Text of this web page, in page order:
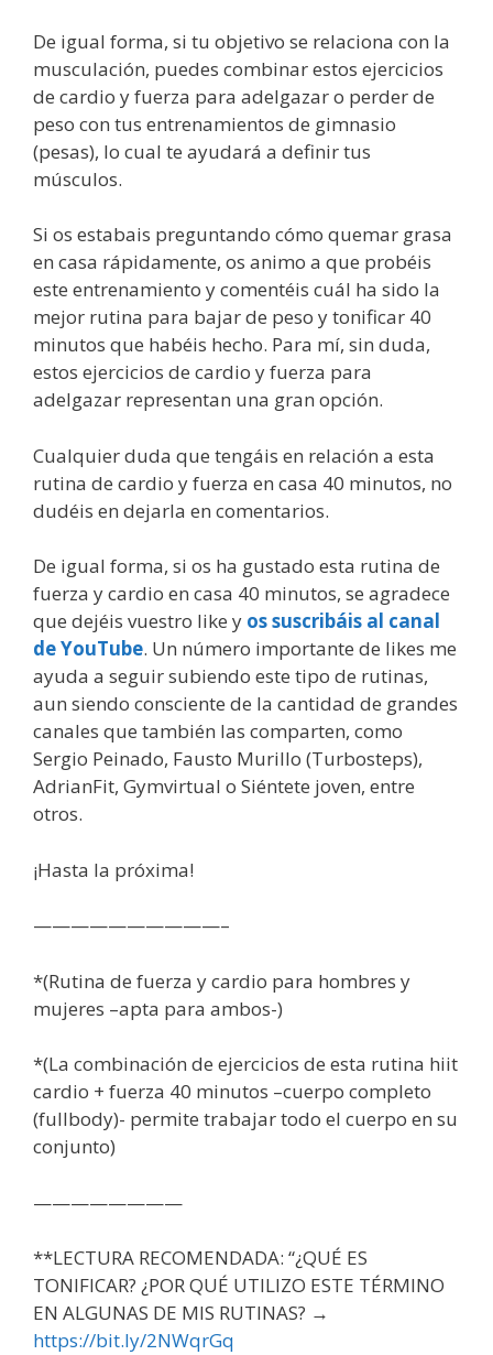
De igual forma, si tu objetivo se relaciona con la
musculación, puedes combinar estos ejercicios
de cardio y fuerza para adelgazar o perder de
peso con tus entrenamientos de gimnasio
(pesas), lo cual te ayudará a definir tus
músculos.
Si os estabais preguntando cómo quemar grasa
en casa rápidamente, os animo a que probéis
este entrenamiento y comentéis cuál ha sido la
mejor rutina para bajar de peso y tonificar 40
minutos que habéis hecho. Para mí, sin duda,
estos ejercicios de cardio y fuerza para
adelgazar representan una gran opción.
Cualquier duda que tengáis en relación a esta
rutina de cardio y fuerza en casa 40 minutos, no
dudéis en dejarla en comentarios.
De igual forma, si os ha gustado esta rutina de
fuerza y cardio en casa 40 minutos, se agradece
que dejéis vuestro like y os suscribáis al canal
de YouTube. Un número importante de likes me
ayuda a seguir subiendo este tipo de rutinas,
aun siendo consciente de la cantidad de grandes
canales que también las comparten, como
Sergio Peinado, Fausto Murillo (Turbosteps),
AdrianFit, Gymvirtual o Siéntete joven, entre
otros.
¡Hasta la próxima!
——————————–
*(Rutina de fuerza y cardio para hombres y
mujeres –apta para ambos-)
*(La combinación de ejercicios de esta rutina hiit
cardio + fuerza 40 minutos –cuerpo completo
(fullbody)- permite trabajar todo el cuerpo en su
conjunto)
————————
**LECTURA RECOMENDADA: “¿QUÉ ES
TONIFICAR? ¿POR QUÉ UTILIZO ESTE TÉRMINO
EN ALGUNAS DE MIS RUTINAS? →
https://bit.ly/2NWqrGq